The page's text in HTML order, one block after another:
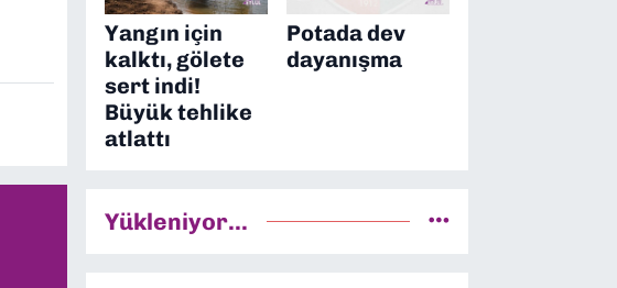
Yangın için
kalktı, gölete
sert indi!
Büyük tehlike
atlattı
Potada dev
dayanışma
Yükleniyor...